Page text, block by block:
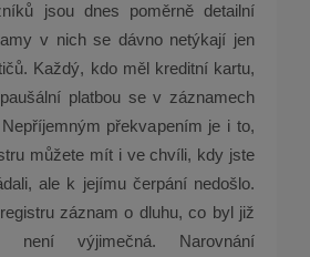
jsou dnes poměrně detailní
v nich se dávno netýkají jen
Každý, kdo měl kreditní kartu,
platbou se v záznamech
překvapením je i to,
můžete mít i ve chvíli, kdy jste
ale k jejímu čerpání nedošlo.
záznam o dluhu, co byl již
není výjimečná. Narovnání